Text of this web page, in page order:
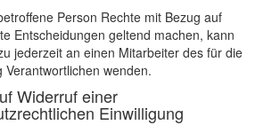
Person Rechte mit Bezug auf
Entscheidungen geltend machen, kann
jederzeit an einen Mitarbeiter des für die
Verantwortlichen wenden.
Widerruf einer
Einwilligung